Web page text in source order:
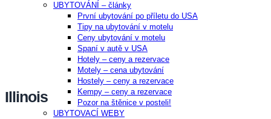
UBYTOVÁNÍ – články
První ubytování po příletu do USA
Tipy na ubytování v motelu
Ceny ubytování v motelu
Spaní v autě v USA
Hotely – ceny a rezervace
Motely – cena ubytování
Hostely – ceny a rezervace
Kempy – ceny a rezervace
Pozor na štěnice v posteli!
UBYTOVACÍ WEBY
Illinois